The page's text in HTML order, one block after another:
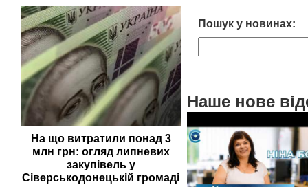
На що витратили понад 3
млн грн: огляд липневих
закупівель у
Сіверськодонецькій громаді
Пошук у новинах:
Наше нове